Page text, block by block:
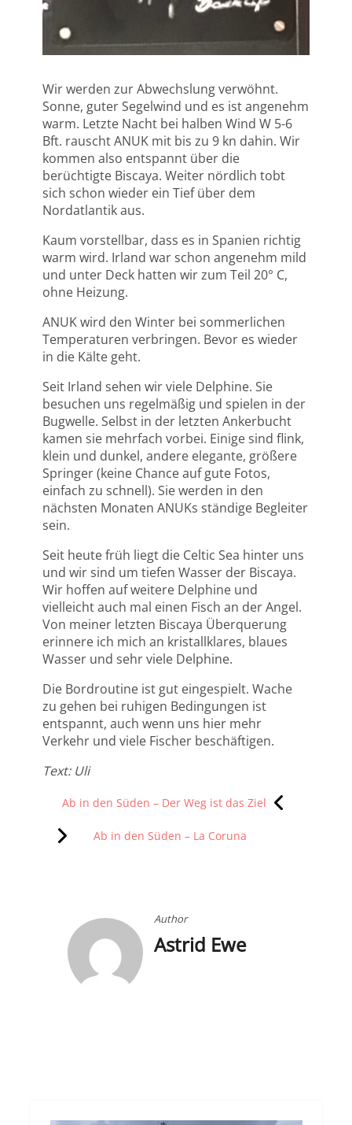
Wir werden zur Abwechslung verwöhnt.
Sonne, guter Segelwind und es ist angenehm
warm. Letzte Nacht bei halben Wind W 5-6
Bft. rauscht ANUK mit bis zu 9 kn dahin. Wir
kommen also entspannt über die
berüchtigte Biscaya. Weiter nördlich tobt
sich schon wieder ein Tief über dem
Nordatlantik aus.
Kaum vorstellbar, dass es in Spanien richtig
warm wird. Irland war schon angenehm mild
und unter Deck hatten wir zum Teil 20° C,
ohne Heizung.
ANUK wird den Winter bei sommerlichen
Temperaturen verbringen. Bevor es wieder
in die Kälte geht.
Seit Irland sehen wir viele Delphine. Sie
besuchen uns regelmäßig und spielen in der
Bugwelle. Selbst in der letzten Ankerbucht
kamen sie mehrfach vorbei. Einige sind flink,
klein und dunkel, andere elegante, größere
Springer (keine Chance auf gute Fotos,
einfach zu schnell). Sie werden in den
nächsten Monaten ANUKs ständige Begleiter
sein.
Seit heute früh liegt die Celtic Sea hinter uns
und wir sind um tiefen Wasser der Biscaya.
Wir hoffen auf weitere Delphine und
vielleicht auch mal einen Fisch an der Angel.
Von meiner letzten Biscaya Überquerung
erinnere ich mich an kristallklares, blaues
Wasser und sehr viele Delphine.
Die Bordroutine ist gut eingespielt. Wache
zu gehen bei ruhigen Bedingungen ist
entspannt, auch wenn uns hier mehr
Verkehr und viele Fischer beschäftigen.
Text: Uli
Beitragsnavigation
Ab in den Süden – Der Weg ist das Ziel
Ab in den Süden – La Coruna
Author
Astrid Ewe